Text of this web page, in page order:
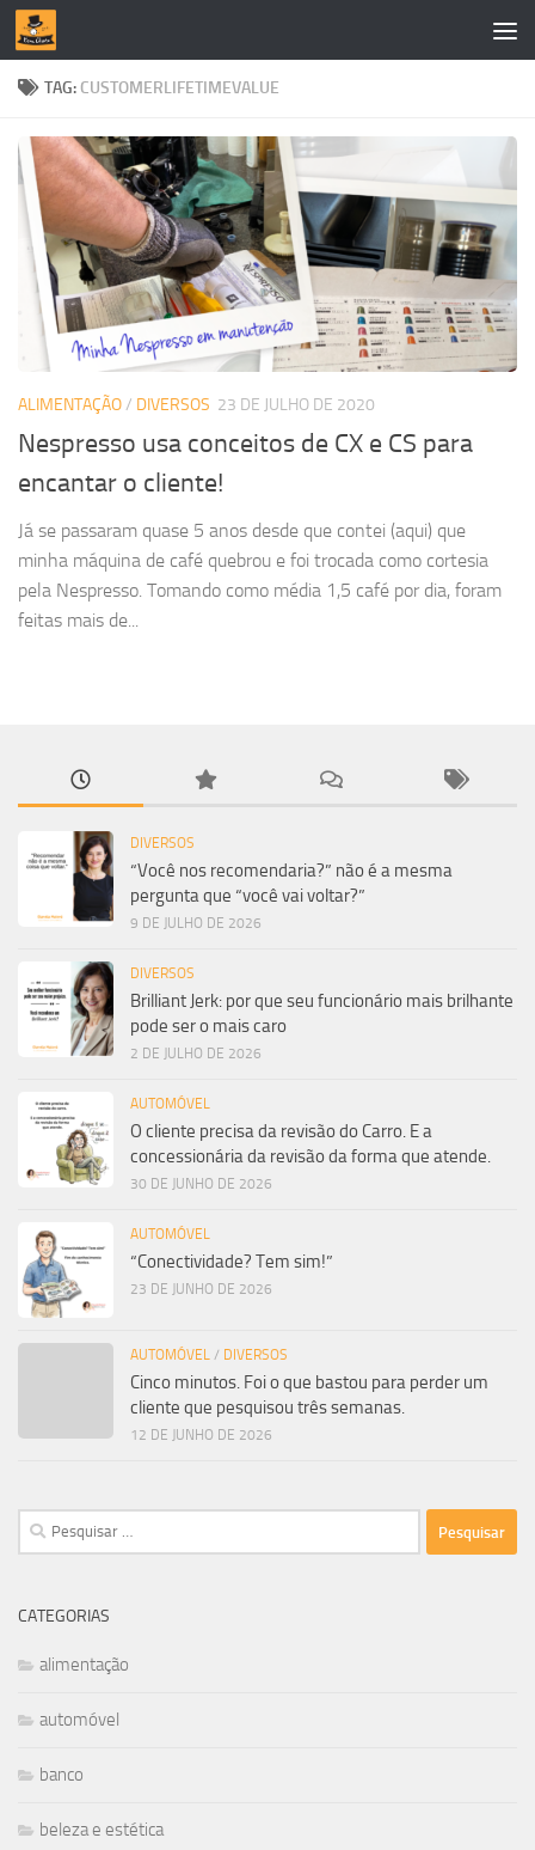
Skip to content
TAG: CUSTOMERLIFETIMEVALUE
ALIMENTAÇÃO/ DIVERSOS 23 DE JULHO DE 2020
Nespresso usa conceitos de CX e CS para
encantar o cliente!
Já se passaram quase 5 anos desde que contei (aqui) que
minha máquina de café quebrou e foi trocada como cortesia
pela Nespresso. Tomando como média 1,5 café por dia, foram
feitas mais de...
DIVERSOS
“Você nos recomendaria?” não é a mesma
pergunta que “você vai voltar?”
9 DE JULHO DE 2026
DIVERSOS
Brilliant Jerk: por que seu funcionário mais brilhante
pode ser o mais caro
2 DE JULHO DE 2026
AUTOMÓVEL
O cliente precisa da revisão do Carro. E a
concessionária da revisão da forma que atende.
30 DE JUNHO DE 2026
AUTOMÓVEL
“Conectividade? Tem sim!”
23 DE JUNHO DE 2026
AUTOMÓVEL / DIVERSOS
Cinco minutos. Foi o que bastou para perder um
cliente que pesquisou três semanas.
12 DE JUNHO DE 2026
Pesquisar
por:
CATEGORIAS
alimentação
automóvel
banco
beleza e estética